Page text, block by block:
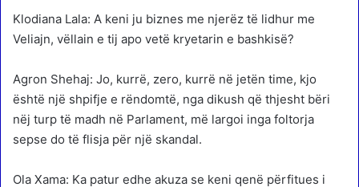
Klodiana Lala: A keni ju biznes me njerëz të lidhur me
Veliajn, vëllain e tij apo vetë kryetarin e bashkisë?
Agron Shehaj: Jo, kurrë, zero, kurrë në jetën time, kjo
është një shpifje e rëndomtë, nga dikush që thjesht bëri
nëj turp të madh në Parlament, më largoi inga foltorja
sepse do të flisja për një skandal.
Ola Xama: Ka patur edhe akuza se keni qenë përfitues i